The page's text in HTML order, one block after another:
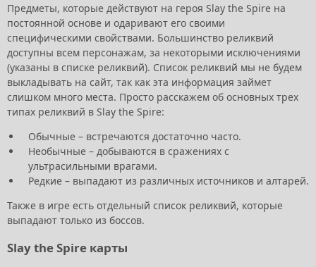
Предметы, которые действуют на героя Slay the Spire на
постоянной основе и одаривают его своими
специфическими свойствами. Большинство реликвий
доступны всем персонажам, за некоторыми исключениями
(указаны в списке реликвий). Список реликвий мы не будем
выкладывать на сайт, так как эта информация займет
слишком много места. Просто расскажем об основных трех
типах реликвий в Slay the Spire:
Обычные – встречаются достаточно часто.
Необычные – добываются в сражениях с
ультрасильными врагами.
Редкие – выпадают из различных источников и алтарей.
Также в игре есть отдельный список реликвий, которые
выпадают только из боссов.
Slay the Spire карты